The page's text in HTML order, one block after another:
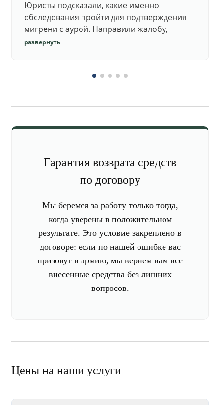
Юристы подсказали, какие именно
обследования пройти для подтверждения
мигрени с аурой. Направили жалобу,
добились повторного осмотра и списания в
развернуть
Гарантия возврата средств
по договору
Мы беремся за работу только тогда,
когда уверены в положительном
результате. Это условие закреплено в
договоре: если по нашей ошибке вас
призовут в армию, мы вернем вам все
внесенные средства без лишних
вопросов.
Цены на наши услуги